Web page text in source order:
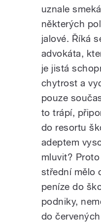
uznale
některých
jalové. Říká
advokáta,
je jistá
chytrost a
pouze
to trápí,
do resortu
adeptem
mluvit?
střední mělo
peníze do
podniky,
do